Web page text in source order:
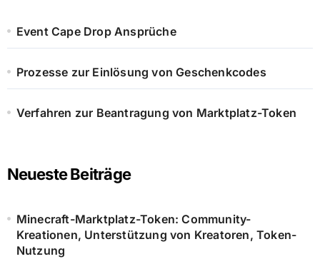
Event Cape Drop Ansprüche
Prozesse zur Einlösung von Geschenkcodes
Verfahren zur Beantragung von Marktplatz-Token
Neueste Beiträge
Minecraft-Marktplatz-Token: Community-
Kreationen, Unterstützung von Kreatoren, Token-
Nutzung